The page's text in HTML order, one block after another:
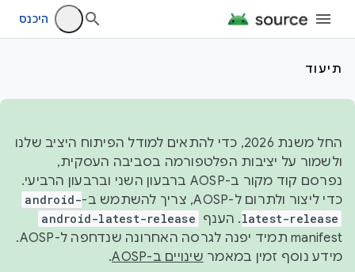
היכנס
תיעוד
החל משנת 2026, כדי להתאים למודל הפיתוח היציב שלנו
ולשמור על יציבות הפלטפורמה בסביבה העסקית,
נפרסם קוד מקור ב-AOSP ברבעון השני וברבעון הרביעי.
כדי ליצור ולתרום ל-AOSP, צריך להשתמש ב-
android-
latest-release. הענף android-latest-release
manifest תמיד יפנה לגרסה האחרונה שנדחפה ל-AOSP.
מידע נוסף זמין במאמר שינויים ב-AOSP .